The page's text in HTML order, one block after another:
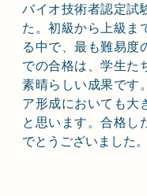
バイオ技術者認定試
た。初級から上級ま
る中で、最も難易度
での合格は、学生た
素晴らしい成果です
ア形成においても大
と思います。合格し
でとうございました。